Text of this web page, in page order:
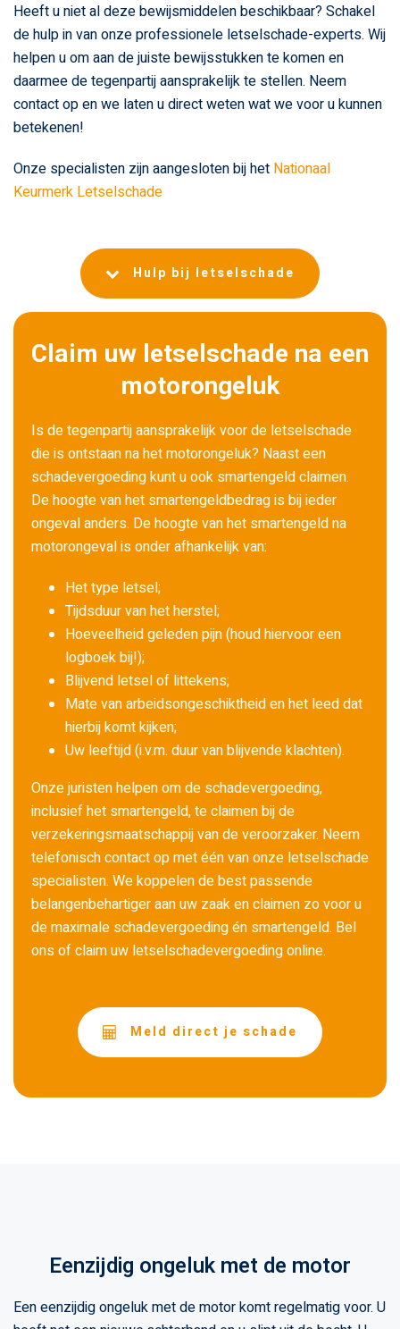
Heeft u niet al deze bewijsmiddelen beschikbaar? Schakel
de hulp in van onze professionele letselschade-experts. Wij
helpen u om aan de juiste bewijsstukken te komen en
daarmee de tegenpartij aansprakelijk te stellen. Neem
contact op en we laten u direct weten wat we voor u kunnen
betekenen!
Onze specialisten zijn aangesloten bij het Nationaal
Keurmerk Letselschade
Hulp bij letselschade
Claim uw letselschade na een
motorongeluk
Is de tegenpartij aansprakelijk voor de letselschade
die is ontstaan na het motorongeluk? Naast een
schadevergoeding kunt u ook smartengeld claimen.
De hoogte van het smartengeldbedrag is bij ieder
ongeval anders. De hoogte van het smartengeld na
motorongeval is onder afhankelijk van:
Het type letsel;
Tijdsduur van het herstel;
Hoeveelheid geleden pijn (houd hiervoor een
logboek bij!);
Blijvend letsel of littekens;
Mate van arbeidsongeschiktheid en het leed dat
hierbij komt kijken;
Uw leeftijd (i.v.m. duur van blijvende klachten).
Onze juristen helpen om de schadevergoeding,
inclusief het smartengeld, te claimen bij de
verzekeringsmaatschappij van de veroorzaker. Neem
telefonisch contact op met één van onze letselschade
specialisten. We koppelen de best passende
belangenbehartiger aan uw zaak en claimen zo voor u
de maximale schadevergoeding én smartengeld. Bel
ons of claim uw letselschadevergoeding online.
Meld direct je schade
Eenzijdig ongeluk met de motor
Een eenzijdig ongeluk met de motor komt regelmatig voor. U